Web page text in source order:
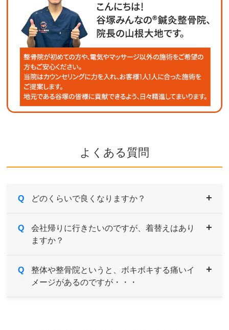
よくある質問
Q どのくらいで良くなりますか？
A
症状により異なりますが、痛みや違和感などがあ
るようでしたら続けてご来院していただき、経過
症状の原因である根本を改善していくためには、
約1～３ヶ月を目安とお考えください。
Q
会社帰りに行きたいのですが、着替えはあり
ますか？
A
男性用・女性用と共にご用意しております。サイ
ズも選べますのでお気軽にお申し付けください。
Q
整体や整骨院というと、ボキボキする痛いイ
メージがあるのですが・・・